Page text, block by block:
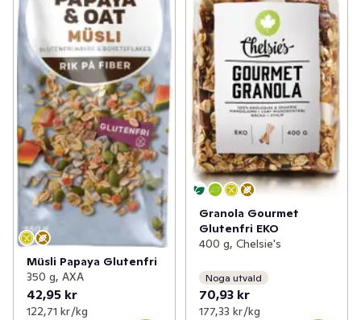
Müsli Papaya Glutenfri
350 g, AXA
42,95 kr
122,71 kr /kg
Granola Gourmet
Glutenfri EKO
400 g, Chelsie's
Noga utvald
70,93 kr
177,33 kr /kg